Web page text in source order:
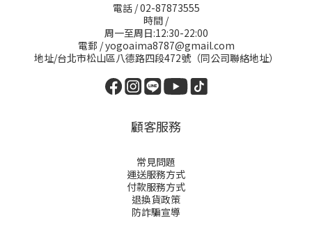
電話 / 02-87873555
時間 /
周一至周日:12:30-22:00
電郵 / yogoaima8787@gmail.com
地址/台北市松山區八德路四段472號（同公司聯絡地址）
顧客服務
常見問題
運送服務方式
付款服務方式
退換貨政策
防詐騙宣導